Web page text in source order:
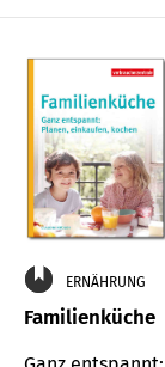
ERNÄHRUNG
Familienküche